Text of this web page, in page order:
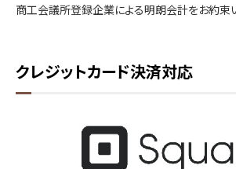
商工会議所登録企業による明朗会計をお約束い
クレジットカード決済対応